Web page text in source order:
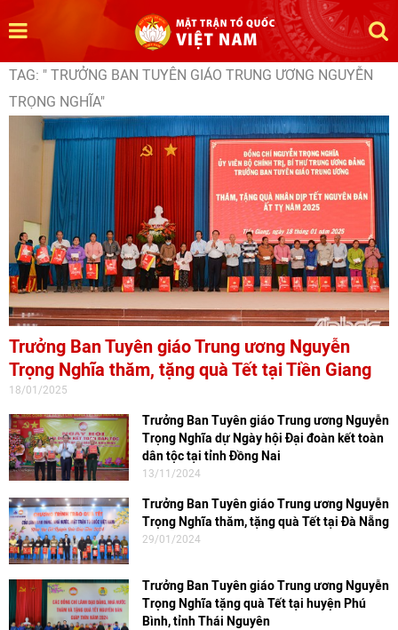
TAG: " TRƯỞNG BAN TUYÊN GIÁO TRUNG ƯƠNG NGUYỄN
TRỌNG NGHĨA"
Trưởng Ban Tuyên giáo Trung ương Nguyễn
Trọng Nghĩa thăm, tặng quà Tết tại Tiền Giang
18/01/2025
Trưởng Ban Tuyên giáo Trung ương Nguyễn
Trọng Nghĩa dự Ngày hội Đại đoàn kết toàn
dân tộc tại tỉnh Đồng Nai
13/11/2024
Trưởng Ban Tuyên giáo Trung ương Nguyễn
Trọng Nghĩa thăm, tặng quà Tết tại Đà Nẵng
29/01/2024
Trưởng Ban Tuyên giáo Trung ương Nguyễn
Trọng Nghĩa tặng quà Tết tại huyện Phú
Bình, tỉnh Thái Nguyên